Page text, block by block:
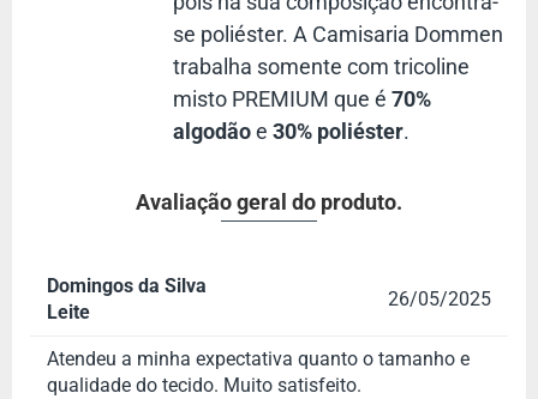
Tecido de alta qualidadeque garante conforto e
durabilidade.
que se adapta a diferentes
Versátil e elegante, ideal para o trabalho ou lazer.
na primeira compra.
úteisapós a confirmação do pagamento, e você recebe o
código de rastreamento para acompanhar sua entrega.
se poliéster. A Camisaria Dommen
trabalha somente com tricoline
misto PREMIUM que é70%
algodãoe30% poliéster.
Avaliação geral do produto.
Domingos da Silva
Leite
26/05/2025
Atendeu a minha expectativa quanto o tamanho e
qualidade do tecido. Muito satisfeito.